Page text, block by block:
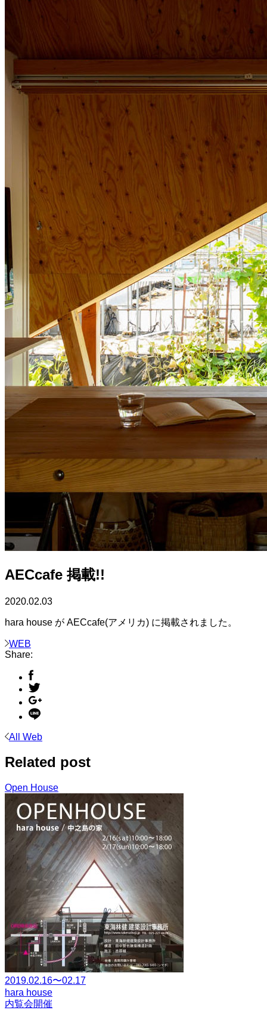
AECcafe 掲載!!
2020.02.03
hara house が AECcafe(アメリカ) に掲載されました。
WEB
Share:
All Web
Related post
Open House
2019.02.16〜02.17
hara house
内覧会開催